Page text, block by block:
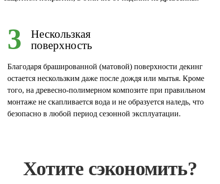
3
Нескользкая
поверхность
Благодаря брашированной (матовой) поверхности декинг
остается нескользким даже после дождя или мытья. Кроме
того, на древесно-полимерном композите при правильном
монтаже не скапливается вода и не образуется наледь, что
безопасно в любой период сезонной эксплуатации.
Хотите сэкономить?